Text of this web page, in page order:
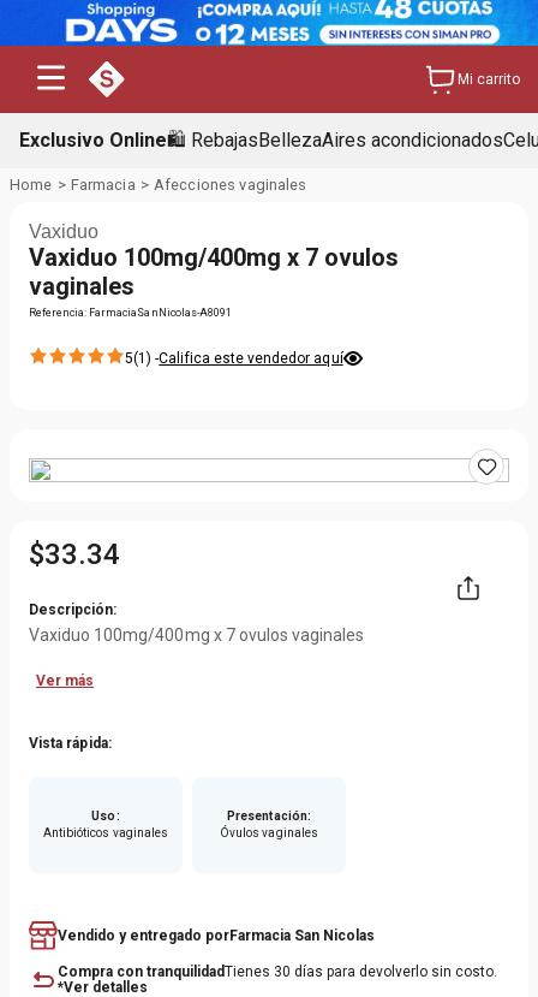
Mi carrito
Exclusivo Online🛍️ RebajasBellezaAires acondicionados
Farmacia Afecciones vaginales
Vaxiduo
Vaxiduo 100mg/400mg x 7 ovulos
vaginales
Referencia: FarmaciaSanNicolas-A8091
5(1) -Califica este vendedor aquí
$33.34
Descripción:
Vaxiduo 100mg/400mg x 7 ovulos vaginales
Ver más
Vista rápida:
Uso:
Antibióticos vaginales
Presentación:
Óvulos vaginales
Vendido y entregado porFarmacia San Nicolas
Compra con tranquilidadTienes 30 días para devolverlo sin costo.
*Ver detalles